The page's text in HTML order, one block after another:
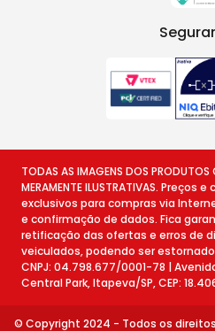
TODAS AS IMAGENS DOS
MERAMENTE ILUSTRATIVAS.
exclusivos para compras via
e confirmação de dados. Fica
retificação das ofertas e erros de
veiculados, podendo ser estornado a
CNPJ: 04.798.677/0001-78 |
Central Park, Itapeva/SP, CEP:
© Copyright 2024 - Todos os